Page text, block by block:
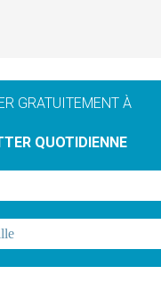
GRATUITEMENT À
QUOTIDIENNE